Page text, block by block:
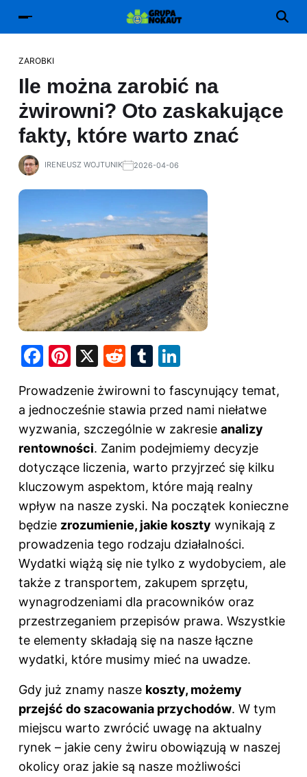
ZAROBKI
Ile można zarobić na
żwirowni? Oto zaskakujące
fakty, które warto znać
IRENEUSZ WOJTUNIK 2026-04-06
F
c
e
b
o
o
k
Pi
er
e
st
X
R
d
di
t
T
m
bl
r
k
e
dI
n
Prowadzenie żwirowni to fascynujący temat,
a jednocześnie stawia przed nami niełatwe
wyzwania, szczególnie w zakresie analizy
rentowności. Zanim podejmiemy decyzje
dotyczące liczenia, warto przyjrzeć się kilku
kluczowym aspektom, które mają realny
wpływ na nasze zyski. Na początek konieczne
będzie zrozumienie, jakie koszty wynikają z
prowadzenia tego rodzaju działalności.
Wydatki wiążą się nie tylko z wydobyciem, ale
także z transportem, zakupem sprzętu,
wynagrodzeniami dla pracowników oraz
przestrzeganiem przepisów prawa. Wszystkie
te elementy składają się na nasze łączne
wydatki, które musimy mieć na uwadze.
Gdy już znamy nasze koszty, możemy
przejść do szacowania przychodów. W tym
miejscu warto zwrócić uwagę na aktualny
rynek – jakie ceny żwiru obowiązują w naszej
okolicy oraz jakie są nasze możliwości